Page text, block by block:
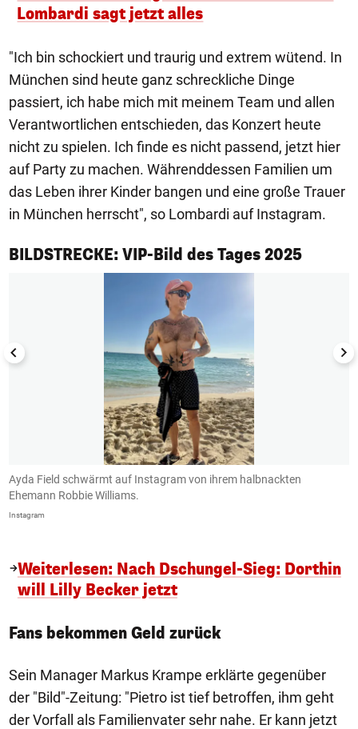
Lombardi sagt jetzt alles
"Ich bin schockiert und traurig und extrem wütend. In
München sind heute ganz schreckliche Dinge
passiert, ich habe mich mit meinem Team und allen
Verantwortlichen entschieden, das Konzert heute
nicht zu spielen. Ich finde es nicht passend, jetzt hier
auf Party zu machen. Währenddessen Familien um
das Leben ihrer Kinder bangen und eine große Trauer
in München herrscht", so Lombardi auf Instagram.
BILDSTRECKE: VIP-Bild des Tages 2025
1/50
Ayda Field schwärmt auf Instagram von ihrem halbnackten
Ehemann Robbie Williams.
Instagram
Weiterlesen: Nach Dschungel-Sieg: Dorthin
will Lilly Becker jetzt
Fans bekommen Geld zurück
Sein Manager Markus Krampe erklärte gegenüber
der "Bild"-Zeitung: "Pietro ist tief betroffen, ihm geht
der Vorfall als Familienvater sehr nahe. Er kann jetzt